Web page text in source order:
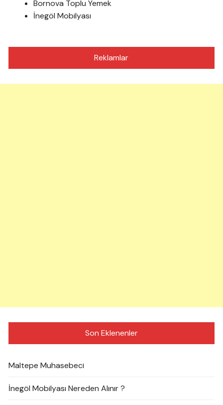
Bornova Toplu Yemek
İnegöl Mobilyası
Reklamlar
Son Eklenenler
Maltepe Muhasebeci
İnegöl Mobilyası Nereden Alınır ?